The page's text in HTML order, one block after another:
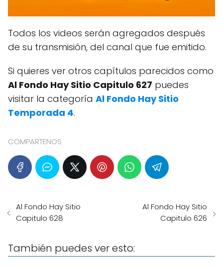
Todos los videos serán agregados después
de su transmisión, del canal que fue emitido.
Si quieres ver otros capítulos parecidos como
Al Fondo Hay Sitio Capitulo 627 puedes
visitar la categoría Al Fondo Hay Sitio
Temporada 4.
COMPARTENOS
Al Fondo Hay Sitio
Capitulo 628
Al Fondo Hay Sitio
Capitulo 626
También puedes ver esto: